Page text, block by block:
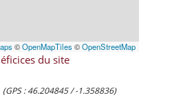
©OpenMapTiles ©OpenStreetMap
du site
(GPS : 46.204845 / -1.358836)